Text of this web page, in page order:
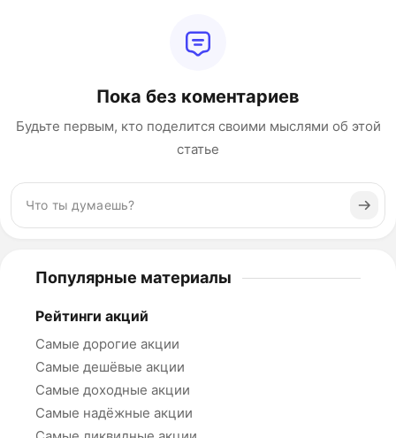
Пока без коментариев
Будьте первым, кто поделится своими мыслями об этой
статье
Популярные материалы
Рейтинги акций
Самые дорогие акции
Самые дешёвые акции
Самые доходные акции
Самые надёжные акции